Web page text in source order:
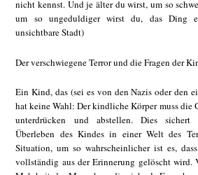
nicht kennst. Und je älter du wirst, um so
um so ungeduldiger wirst du, das Ding
unsichtbare Stadt)
Der verschwiegene Terror und die Fragen der
Ein Kind, das (sei es von den Nazis oder den
hat keine Wahl: Der kindliche Körper muss die
unterdrücken und abstellen. Dies sichert
Überleben des Kindes in einer Welt des
Situation, um so wahrscheinlicher ist es,
vollständig aus der Erinnerung gelöscht